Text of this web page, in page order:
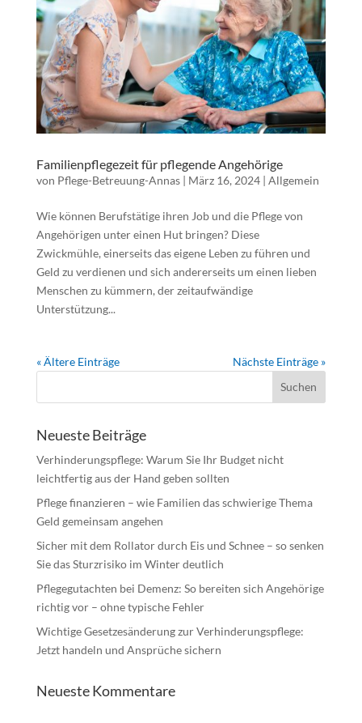
Familienpflegezeit für pflegende Angehörige
von Pflege-Betreuung-Annas| März 16, 2024| Allgemein
Wie können Berufstätige ihren Job und die Pflege von
Angehörigen unter einen Hut bringen? Diese
Zwickmühle, einerseits das eigene Leben zu führen und
Geld zu verdienen und sich andererseits um einen lieben
Menschen zu kümmern, der zeitaufwändige
Unterstützung...
« Ältere Einträge Nächste Einträge »
Neueste Beiträge
Verhinderungspflege: Warum Sie Ihr Budget nicht
leichtfertig aus der Hand geben sollten
Pflege finanzieren – wie Familien das schwierige Thema
Geld gemeinsam angehen
Sicher mit dem Rollator durch Eis und Schnee – so senken
Sie das Sturzrisiko im Winter deutlich
Pflegegutachten bei Demenz: So bereiten sich Angehörige
richtig vor – ohne typische Fehler
Wichtige Gesetzesänderung zur Verhinderungspflege:
Jetzt handeln und Ansprüche sichern
Neueste Kommentare